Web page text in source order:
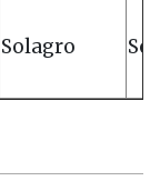
Solagro